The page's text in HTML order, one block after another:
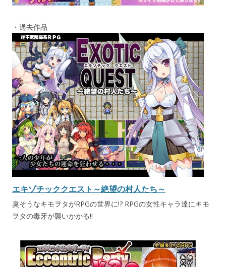
・過去作品
エキゾチッククエスト～絶望の村人たち～
臭そうなキモヲタがRPGの世界に!? RPGの女性キャラ達にキモ
ヲタの毒牙が襲いかかる!!